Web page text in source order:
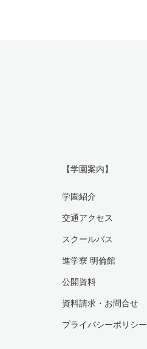
【学園案内】
学園紹介
交通アクセス
スクールバス
進学寮 明倫館
公開資料
資料請求・お問合せ
プライバシーポリシー